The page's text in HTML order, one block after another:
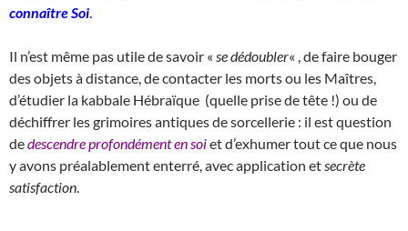
connaître Soi
Il n’est même pas utile de savoir « se dédoubler« , de faire bouger
des objets à distance, de contacter les morts ou les Maîtres,
d’étudier la kabbale Hébraïque (quelle prise de tête !) ou de
déchiffrer les grimoires antiques de sorcellerie : il est question
dedescendre profondément en soiet d’exhumer tout ce que nous
y avons préalablement enterré, avec application et secrète
satisfaction